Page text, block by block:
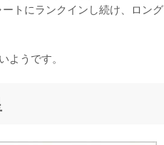
トにランクインし続け、ロング
うです。